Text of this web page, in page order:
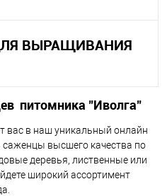
ВЫРАЩИВАНИЯ
питомника "Иволга"
вас в наш уникальный онлайн
саженцы высшего качества по
деревья, лиственные или
широкий ассортимент